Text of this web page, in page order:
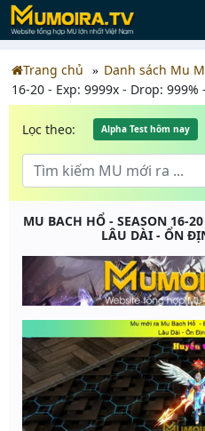
Trang chủ Danh sách Mu
16-20 - Exp: 9999x - Drop:
Lọc theo: Alpha Test hôm nay
MU BACH HỔ - SEASON 16-
LÂU DÀI - ỔN